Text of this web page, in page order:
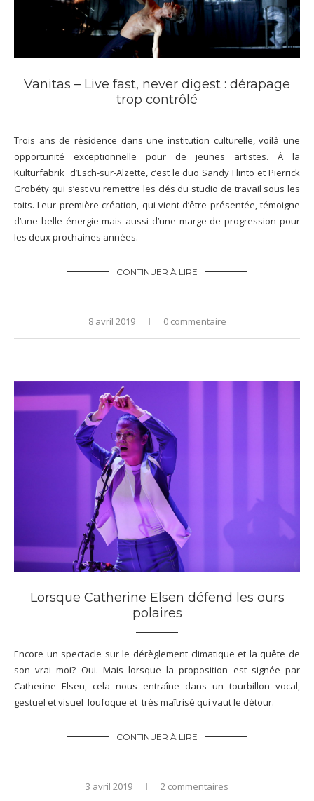
Vanitas – Live fast, never digest : dérapage
trop contrôlé
Trois ans de résidence dans une institution culturelle, voilà une
opportunité exceptionnelle pour de jeunes artistes. À la
Kulturfabrik d’Esch-sur-Alzette, c’est le duo Sandy Flinto et Pierrick
Grobéty qui s’est vu remettre les clés du studio de travail sous les
toits. Leur première création, qui vient d’être présentée, témoigne
d’une belle énergie mais aussi d’une marge de progression pour
les deux prochaines années.
CONTINUER À LIRE
8 avril 2019 0 commentaire
Lorsque Catherine Elsen défend les ours
polaires
Encore un spectacle sur le dérèglement climatique et la quête de
son vrai moi? Oui. Mais lorsque la proposition est signée par
Catherine Elsen, cela nous entraîne dans un tourbillon vocal,
gestuel et visuel loufoque et très maîtrisé qui vaut le détour.
CONTINUER À LIRE
3 avril 2019 2 commentaires